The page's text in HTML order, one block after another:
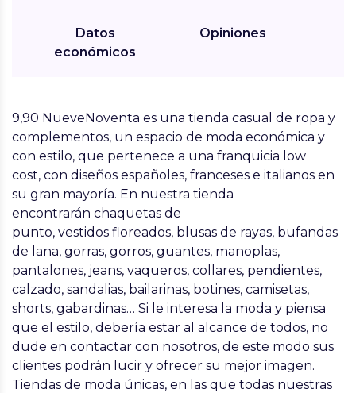
Datos
económicos
Opiniones
9,90 NueveNoventa es una tienda casual de ropa y
complementos, un espacio de moda económica y
con estilo, que pertenece a una franquicia low
cost, con diseños españoles, franceses e italianos en
su gran mayoría. En nuestra tienda
encontrarán chaquetas de
punto, vestidos floreados, blusas de rayas, bufandas
de lana, gorras, gorros, guantes, manoplas,
pantalones, jeans, vaqueros, collares, pendientes,
calzado, sandalias, bailarinas, botines, camisetas,
shorts, gabardinas… Si le interesa la moda y piensa
que el estilo, debería estar al alcance de todos, no
dude en contactar con nosotros, de este modo sus
clientes podrán lucir y ofrecer su mejor imagen.
Tiendas de moda únicas, en las que todas nuestras